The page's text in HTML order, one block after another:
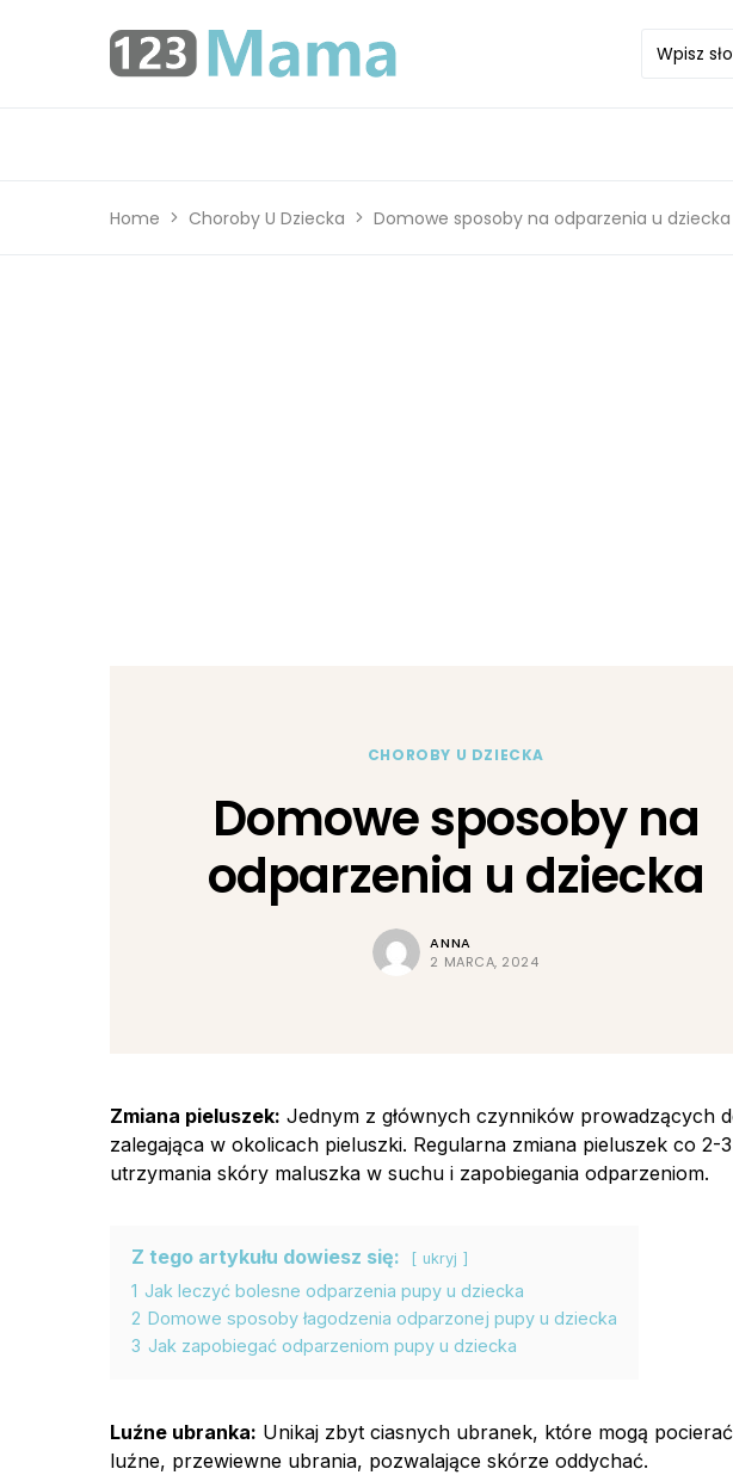
Home Choroby U Dziecka Domowe sposoby na odparzenia u dziecka
CHOROBY U DZIECKA
Domowe sposoby na
odparzenia u dziecka
ANNA
2 MARCA, 2024
Zmiana pieluszek: Jednym z głównych czynników prowadzących
zalegająca w okolicach pieluszki. Regularna zmiana pieluszek co 2-
utrzymania skóry maluszka w suchu i zapobiegania odparzeniom.
Z tego artykułu dowiesz się: ukryj
1 Jak leczyć bolesne odparzenia pupy u dziecka
2 Domowe sposoby łagodzenia odparzonej pupy u dziecka
3 Jak zapobiegać odparzeniom pupy u dziecka
Luźne ubranka: Unikaj zbyt ciasnych ubranek, które mogą
luźne, przewiewne ubrania, pozwalające skórze oddychać.